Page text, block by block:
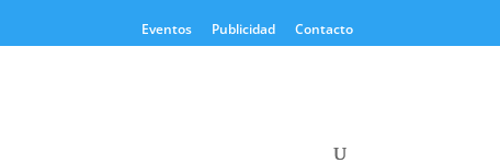
Eventos Publicidad Contacto